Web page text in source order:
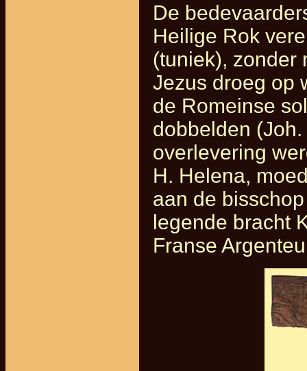
De
Heilige Rok
(tuniek), zonder
Jezus droeg op
de Romeinse
dobbelden
overlevering
H. Helena,
aan de
legende bracht
Franse